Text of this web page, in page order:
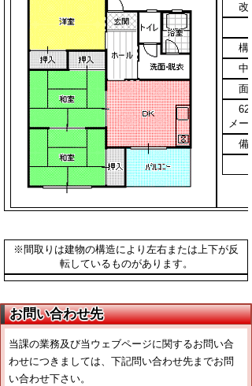
改
構造
中
面積
メー
備考
※間取りは建物の構造により左右または上下が反
転しているものがあります。
お問い合わせ先
当課の業務及び当ウェブページに関するお問い合
わせにつきましては、下記問い合わせ先までお問
い合わせ下さい。